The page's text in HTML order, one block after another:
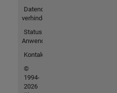
Datendiebstahl
verhindern
Status von
Anwendungen
Kontakt
©
1994-
2026